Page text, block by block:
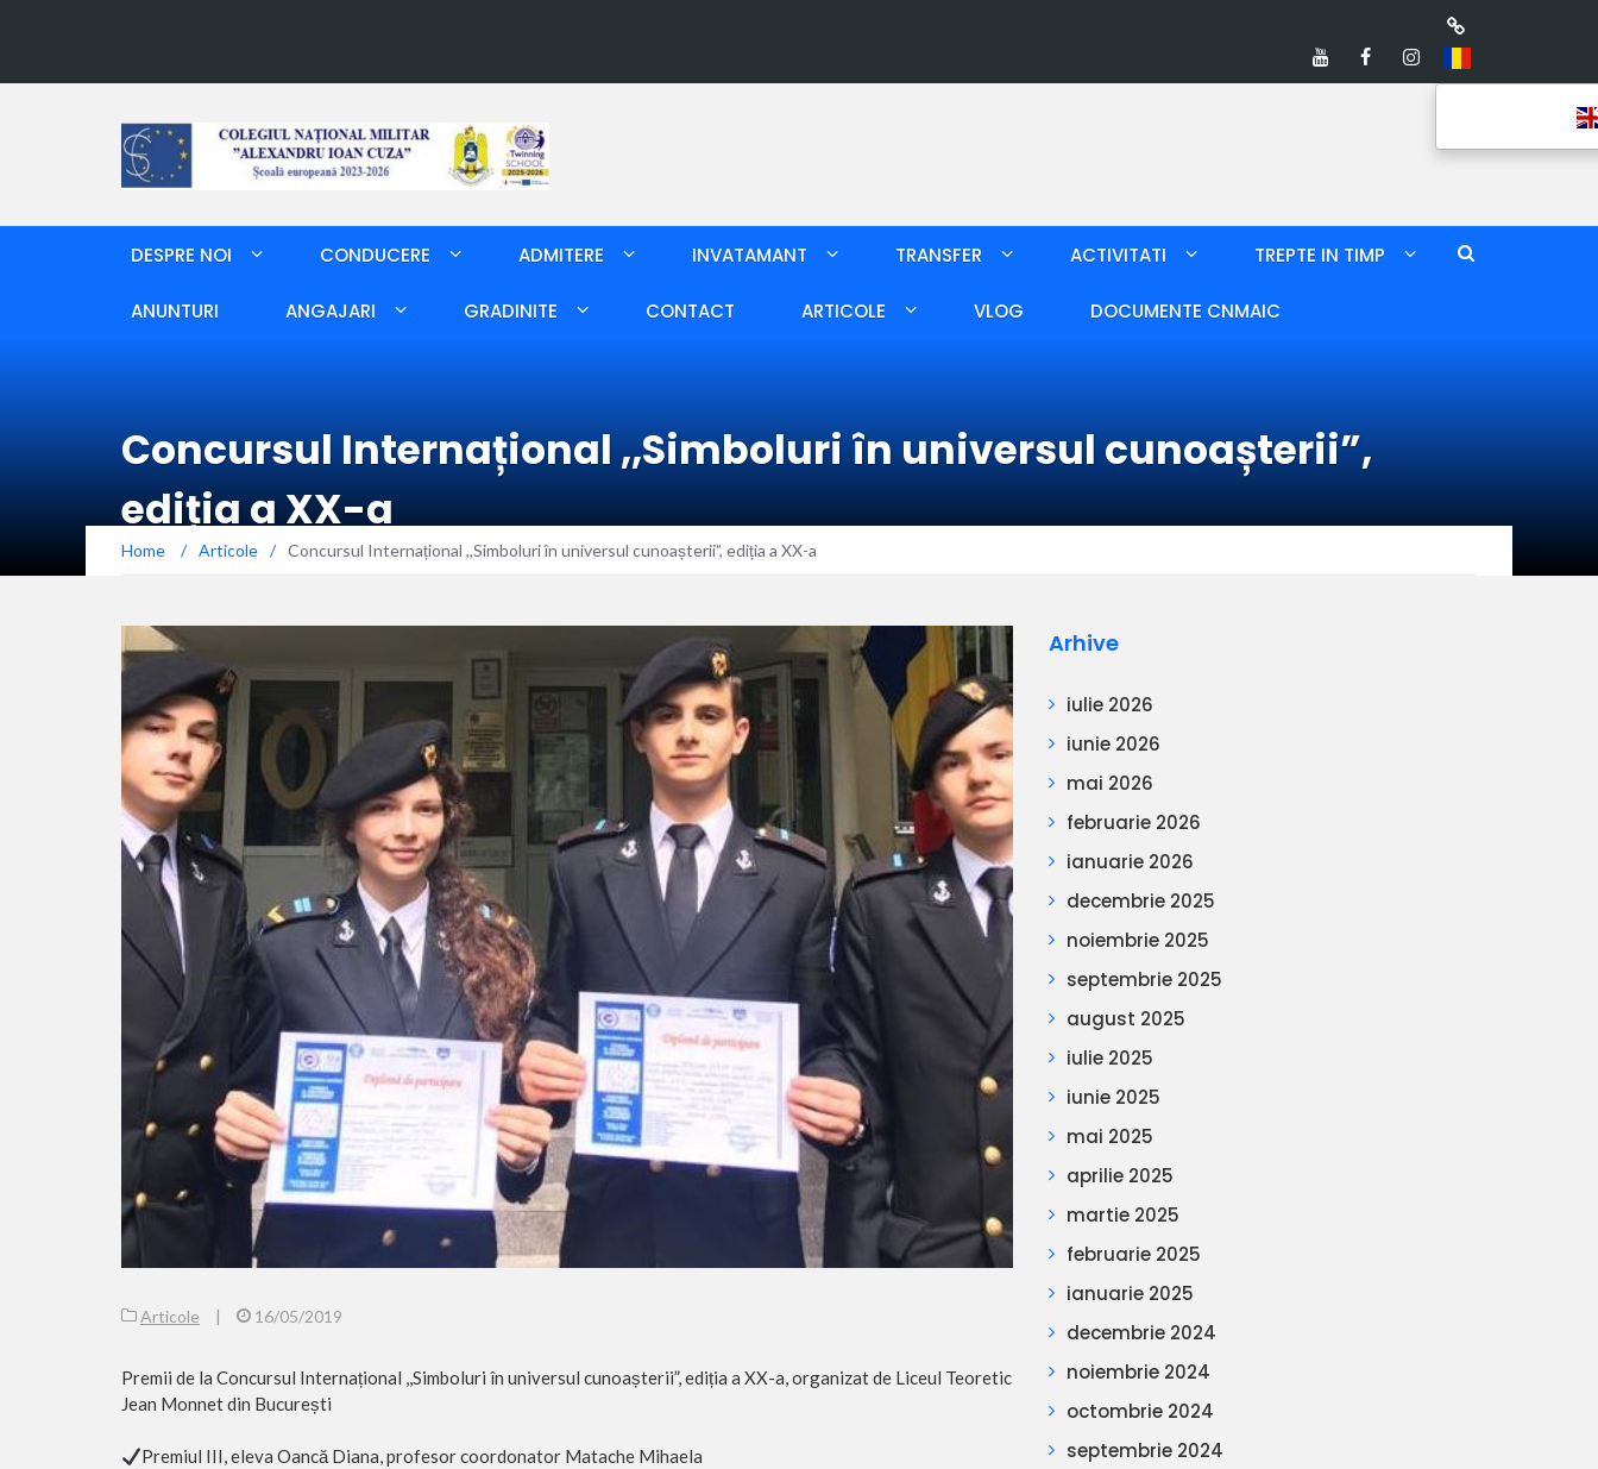
DESPRE NOI CONDUCERE ADMITERE INVATAMANT TRANSFER ACTIVITATI TREPTE IN TIMP
ANUNTURI ANGAJARI GRADINITE CONTACT ARTICOLE VLOG DOCUMENTE CNMAIC
Concursul Internațional ,,Simboluri în universul cunoașterii”,
ediția a XX-a
Home / Articole / Concursul Internațional ,,Simboluri în universul cunoașterii”, ediția a XX-a
Articole | 16/05/2019
Premii de la Concursul Internațional ,,Simboluri în universul cunoașterii”, ediția a XX-a, organizat de Liceul Teoretic
Jean Monnet din București
Premiul III, eleva Oancă Diana, profesor coordonator Matache Mihaela
Arhive
iulie 2026
iunie 2026
mai 2026
februarie 2026
ianuarie 2026
decembrie 2025
noiembrie 2025
septembrie 2025
august 2025
iulie 2025
iunie 2025
mai 2025
aprilie 2025
martie 2025
februarie 2025
ianuarie 2025
decembrie 2024
noiembrie 2024
octombrie 2024
septembrie 2024